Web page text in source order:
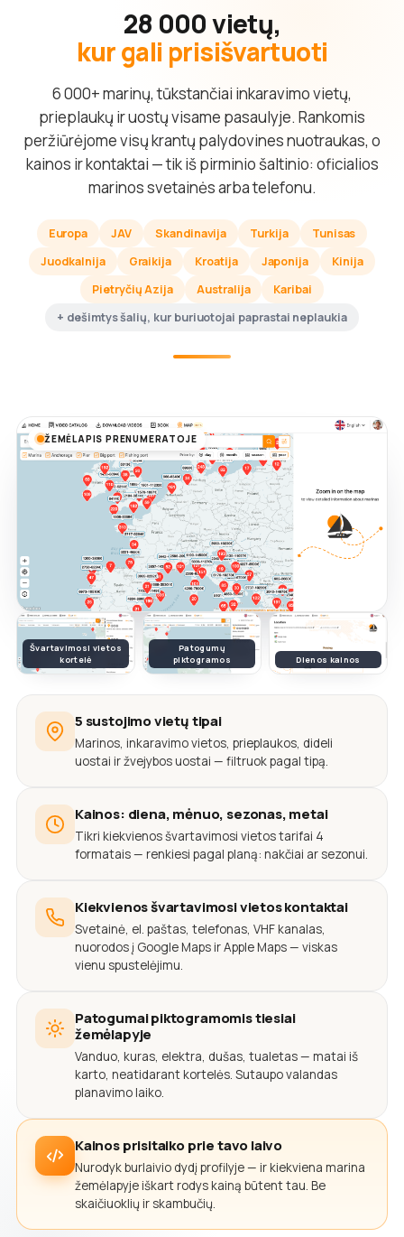
28 000 vietų,
kur gali prisišvartuoti
6 000+ marinų, tūkstančiai inkaravimo vietų,
prieplaukų ir uostų visame pasaulyje. Rankomis
peržiūrėjome visų krantų palydovines nuotraukas, o
kainos ir kontaktai — tik iš pirminio šaltinio: oficialios
marinos svetainės arba telefonu.
Europa JAV Skandinavija Turkija
Tunisas
Juodkalnija
Graikija Kroatija Japonija
Kinija
Pietryčių Azija
Australija
Karibai
+ dešimtys šalių, kur buriuotojai paprastai neplaukia
ŽEMĖLAPIS PRENUMERATOJE
Švartavimosi vietos
kortelė
Patogumų
piktogramos
Dienos kainos
5 sustojimo vietų tipai
Marinos, inkaravimo vietos, prieplaukos, dideli
uostai ir žvejybos uostai — filtruok pagal tipą.
Kainos: diena, mėnuo, sezonas, metai
Tikri kiekvienos švartavimosi vietos tarifai 4
formatais — renkiesi pagal planą: nakčiai ar sezonui.
Kiekvienos švartavimosi vietos kontaktai
Svetainė, el. paštas, telefonas, VHF kanalas,
nuorodos į Google Maps ir Apple Maps — viskas
vienu spustelėjimu.
Patogumai piktogramomis tiesiai
žemėlapyje
Vanduo, kuras, elektra, dušas, tualetas — matai iš
karto, neatidarant kortelės. Sutaupo valandas
planavimo laiko.
Kainos prisitaiko prie tavo laivo
Nurodyk burlaivio dydį profilyje — ir kiekviena marina
žemėlapyje iškart rodys kainą būtent tau. Be
skaičiuoklių ir skambučių.